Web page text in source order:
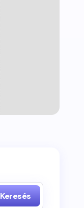
Keresés